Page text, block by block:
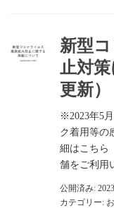
新型
止対策
更新）
※2023年5
ク着用等
細はこち
舗をご利用
公開済み:
カテゴリー: